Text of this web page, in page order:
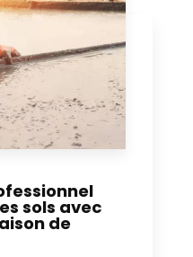
sols avec
de